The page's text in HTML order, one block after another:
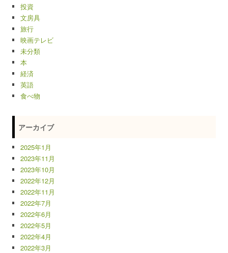
投資
文房具
旅行
映画テレビ
未分類
本
経済
英語
食べ物
アーカイブ
2025年1月
2023年11月
2023年10月
2022年12月
2022年11月
2022年7月
2022年6月
2022年5月
2022年4月
2022年3月